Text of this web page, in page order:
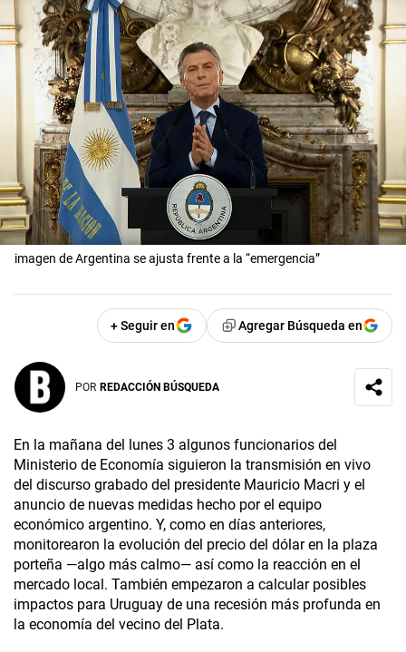
imagen de Argentina se ajusta frente a la “emergencia”
+ Seguir en Agregar Búsqueda en
POR REDACCIÓN BÚSQUEDA
En la mañana del lunes 3 algunos funcionarios del
Ministerio de Economía siguieron la transmisión en vivo
del discurso grabado del presidente Mauricio Macri y el
anuncio de nuevas medidas hecho por el equipo
económico argentino. Y, como en días anteriores,
monitorearon la evolución del precio del dólar en la plaza
porteña —algo más calmo— así como la reacción en el
mercado local. También empezaron a calcular posibles
impactos para Uruguay de una recesión más profunda en
la economía del vecino del Plata.